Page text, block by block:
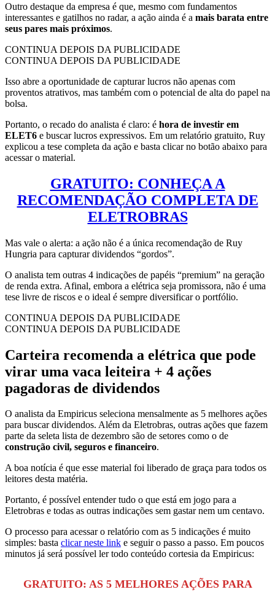
Outro destaque da empresa é que, mesmo com fundamentos
interessantes e gatilhos no radar, a ação ainda é a mais barata entre
seus pares mais próximos.
CONTINUA DEPOIS DA PUBLICIDADE
CONTINUA DEPOIS DA PUBLICIDADE
Isso abre a oportunidade de capturar lucros não apenas com
proventos atrativos, mas também com o potencial de alta do papel na
bolsa.
Portanto, o recado do analista é claro: é hora de investir em
ELET6 e buscar lucros expressivos. Em um relatório gratuito, Ruy
explicou a tese completa da ação e basta clicar no botão abaixo para
acessar o material.
GRATUITO: CONHEÇA A
RECOMENDAÇÃO COMPLETA DE
ELETROBRAS
Mas vale o alerta: a ação não é a única recomendação de Ruy
Hungria para capturar dividendos “gordos”.
O analista tem outras 4 indicações de papéis “premium” na geração
de renda extra. Afinal, embora a elétrica seja promissora, não é uma
tese livre de riscos e o ideal é sempre diversificar o portfólio.
CONTINUA DEPOIS DA PUBLICIDADE
CONTINUA DEPOIS DA PUBLICIDADE
Carteira recomenda a elétrica que pode
virar uma vaca leiteira + 4 ações
pagadoras de dividendos
O analista da Empiricus seleciona mensalmente as 5 melhores ações
para buscar dividendos. Além da Eletrobras, outras ações que fazem
parte da seleta lista de dezembro são de setores como o de
construção civil, seguros e financeiro.
A boa notícia é que esse material foi liberado de graça para todos os
leitores desta matéria.
Portanto, é possível entender tudo o que está em jogo para a
Eletrobras e todas as outras indicações sem gastar nem um centavo.
O processo para acessar o relatório com as 5 indicações é muito
simples: basta clicar neste link e seguir o passo a passo. Em poucos
minutos já será possível ler todo conteúdo cortesia da Empiricus:
GRATUITO: AS 5 MELHORES AÇÕES PARA